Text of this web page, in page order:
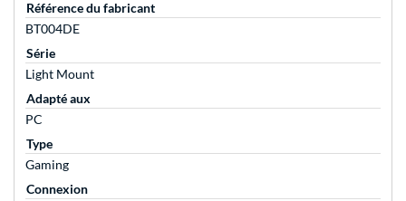
Référence du fabricant
BT004DE
Série
Light Mount
Adapté aux
PC
Type
Gaming
Connexion